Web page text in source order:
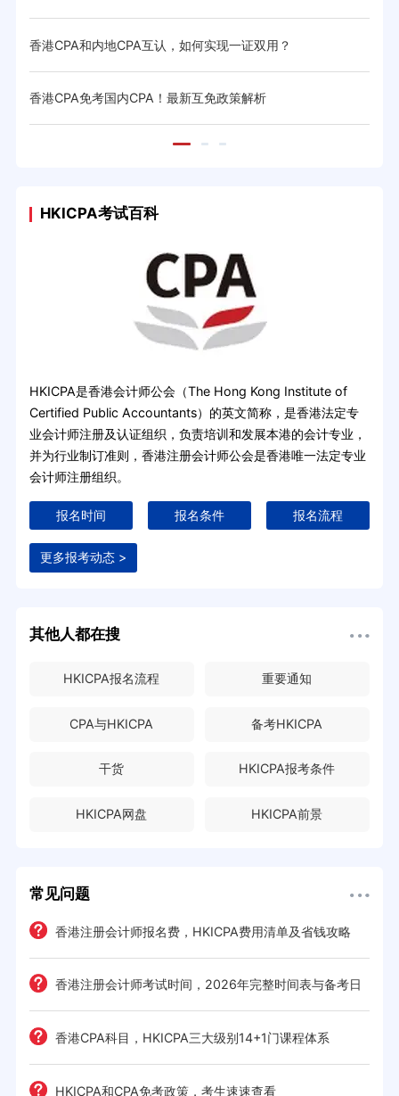
香港CPA和内地CPA互认，如何实现一证双用？
香港CPA免考国内CPA！最新互免政策解析
HKICPA考试百科
HKICPA是香港会计师公会（The Hong Kong Institute of
Certified Public Accountants）的英文简称，是香港法定专
业会计师注册及认证组织，负责培训和发展本港的会计专业，
并为行业制订准则，香港注册会计师公会是香港唯一法定专业
会计师注册组织。
报名时间 报名条件 报名流程
更多报考动态 >
其他人都在搜
HKICPA报名流程 重要通知
CPA与HKICPA 备考HKICPA
干货 HKICPA报考条件
HKICPA网盘 HKICPA前景
常见问题
香港注册会计师报名费，HKICPA费用清单及省钱攻略
香港注册会计师考试时间，2026年完整时间表与备考日
历 香港CPA科目，HKICPA三大级别14+1门课程体系
HKICPA和CPA免考政策，考生速速查看